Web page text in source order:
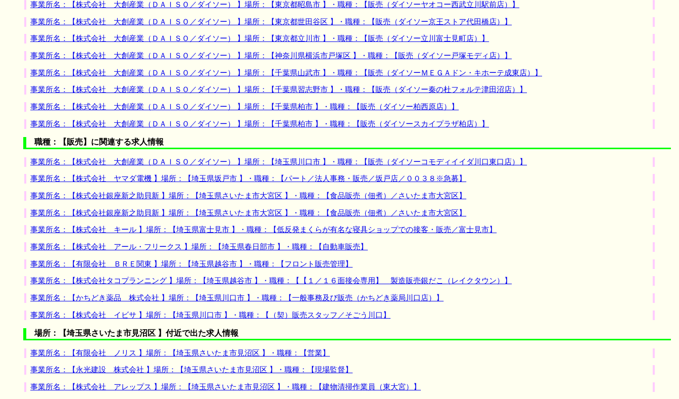
事業所名：【株式会社 大創産業（ＤＡＩＳＯ／ダイソー） 】場所：【東京都昭島市 】・職種：【販売（ダイソーヤオコー西武立川駅前店）】
事業所名：【株式会社 大創産業（ＤＡＩＳＯ／ダイソー） 】場所：【東京都世田谷区 】・職種：【販売（ダイソー京王ストア代田橋店）】
事業所名：【株式会社 大創産業（ＤＡＩＳＯ／ダイソー） 】場所：【東京都立川市 】・職種：【販売（ダイソー立川富士見町店）】
事業所名：【株式会社 大創産業（ＤＡＩＳＯ／ダイソー） 】場所：【神奈川県横浜市戸塚区 】・職種：【販売（ダイソー戸塚モディ店）】
事業所名：【株式会社 大創産業（ＤＡＩＳＯ／ダイソー） 】場所：【千葉県山武市 】・職種：【販売（ダイソーＭＥＧＡドン・キホーテ成東店）】
事業所名：【株式会社 大創産業（ＤＡＩＳＯ／ダイソー） 】場所：【千葉県習志野市 】・職種：【販売（ダイソー秦の杜フォルテ津田沼店）】
事業所名：【株式会社 大創産業（ＤＡＩＳＯ／ダイソー） 】場所：【千葉県柏市 】・職種：【販売（ダイソー柏西原店）】
事業所名：【株式会社 大創産業（ＤＡＩＳＯ／ダイソー） 】場所：【千葉県柏市 】・職種：【販売（ダイソースカイプラザ柏店）】
職種：【販売】に関連する求人情報
事業所名：【株式会社 大創産業（ＤＡＩＳＯ／ダイソー） 】場所：【埼玉県川口市 】・職種：【販売（ダイソーコモディイイダ川口東口店）】
事業所名：【株式会社 ヤマダ電機 】場所：【埼玉県坂戸市 】・職種：【パート／法人事務・販売／坂戸店／００３８※急募】
事業所名：【株式会社銀座新之助貝新 】場所：【埼玉県さいたま市大宮区 】・職種：【食品販売（佃煮）／さいたま市大宮区】
事業所名：【株式会社銀座新之助貝新 】場所：【埼玉県さいたま市大宮区 】・職種：【食品販売（佃煮）／さいたま市大宮区】
事業所名：【株式会社 キール 】場所：【埼玉県富士見市 】・職種：【低反発まくらが有名な寝具ショップでの接客・販売／富士見市】
事業所名：【株式会社 アール・フリークス 】場所：【埼玉県春日部市 】・職種：【自動車販売】
事業所名：【有限会社 ＢＲＥ関東 】場所：【埼玉県越谷市 】・職種：【フロント販売管理】
事業所名：【株式会社タコプランニング 】場所：【埼玉県越谷市 】・職種：【【１／１６面接会専用】 製造販売銀だこ（レイクタウン）】
事業所名：【かちどき薬品 株式会社 】場所：【埼玉県川口市 】・職種：【一般事務及び販売（かちどき薬局川口店）】
事業所名：【株式会社 イビサ 】場所：【埼玉県川口市 】・職種：【（契）販売スタッフ／そごう川口】
場所：【埼玉県さいたま市見沼区 】付近で出た求人情報
事業所名：【有限会社 ノリス 】場所：【埼玉県さいたま市見沼区 】・職種：【営業】
事業所名：【永光建設 株式会社 】場所：【埼玉県さいたま市見沼区 】・職種：【現場監督】
事業所名：【株式会社 アレップス 】場所：【埼玉県さいたま市見沼区 】・職種：【建物清掃作業員（東大宮）】